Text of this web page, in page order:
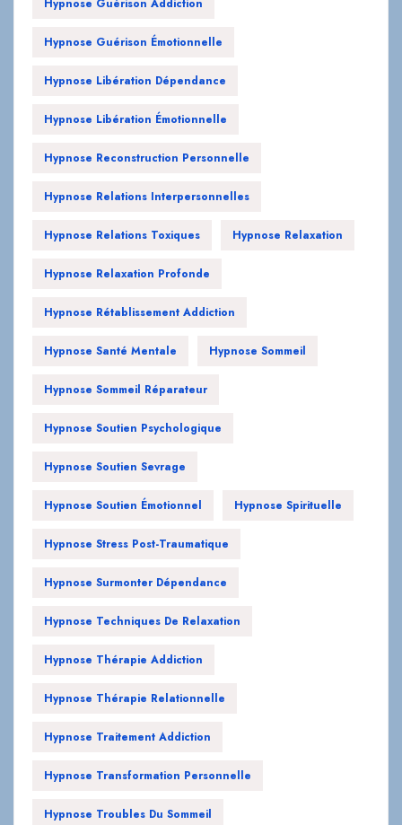
Hypnose Guérison Addiction
Hypnose Guérison Émotionnelle
Hypnose Libération Dépendance
Hypnose Libération Émotionnelle
Hypnose Reconstruction Personnelle
Hypnose Relations Interpersonnelles
Hypnose Relations Toxiques Hypnose Relaxation
Hypnose Relaxation Profonde
Hypnose Rétablissement Addiction
Hypnose Santé Mentale Hypnose Sommeil
Hypnose Sommeil Réparateur
Hypnose Soutien Psychologique
Hypnose Soutien Sevrage
Hypnose Soutien Émotionnel Hypnose Spirituelle
Hypnose Stress Post-Traumatique
Hypnose Surmonter Dépendance
Hypnose Techniques De Relaxation
Hypnose Thérapie Addiction
Hypnose Thérapie Relationnelle
Hypnose Traitement Addiction
Hypnose Transformation Personnelle
Hypnose Troubles Du Sommeil